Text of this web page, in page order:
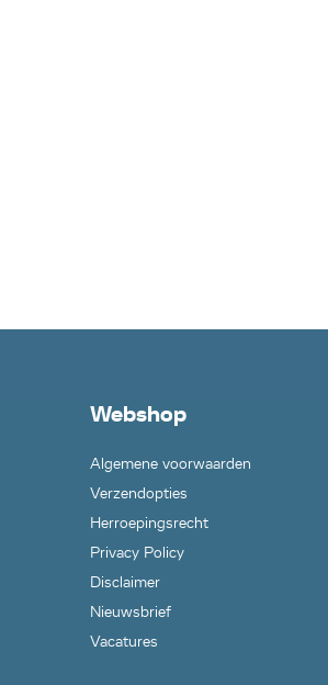
Webshop
Algemene voorwaarden
Verzendopties
Herroepingsrecht
Privacy Policy
Disclaimer
Nieuwsbrief
Vacatures